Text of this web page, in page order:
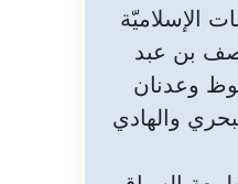
الإسلاميّة
بن عبد
وعدنان
والهادي